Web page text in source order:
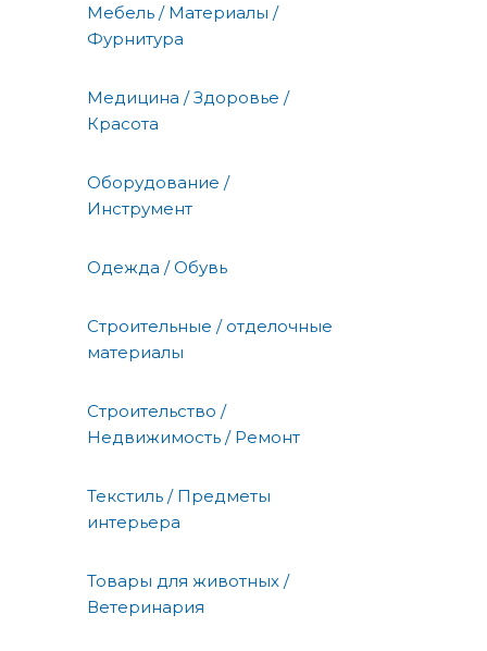
Мебель / Материалы /
Фурнитура
Медицина / Здоровье /
Красота
Оборудование /
Инструмент
Одежда / Обувь
Строительные / отделочные
материалы
Строительство /
Недвижимость / Ремонт
Текстиль / Предметы
интерьера
Товары для животных /
Ветеринария